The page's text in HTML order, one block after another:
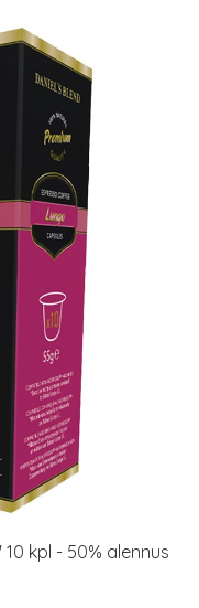
kpl - 50% alennus